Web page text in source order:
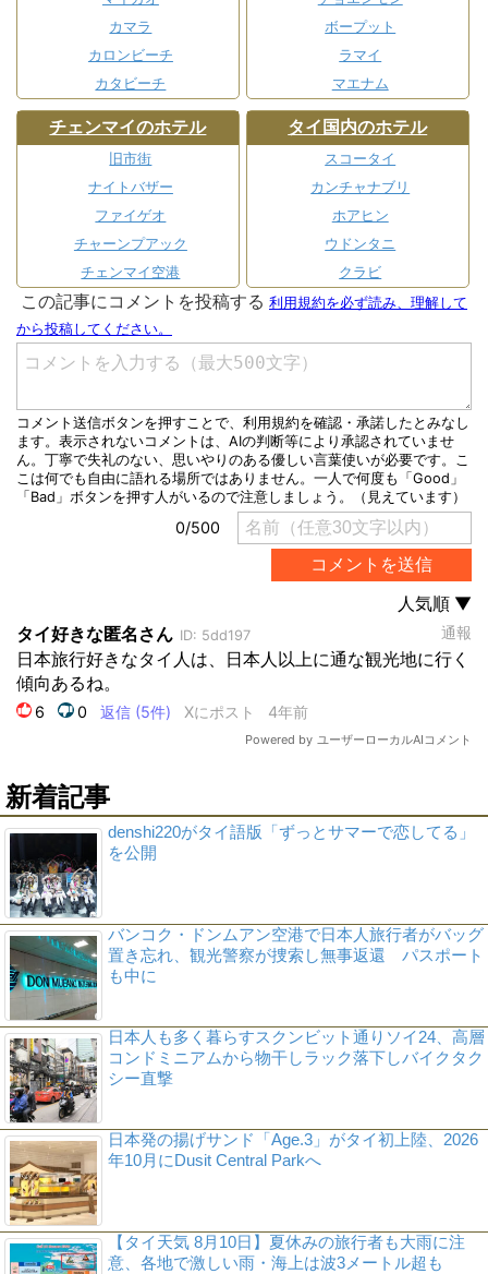
カマラ
カロンビーチ
カタビーチ
ボープット
ラマイ
マエナム
チェンマイのホテル
旧市街
ナイトバザー
ファイゲオ
チャーンプアック
チェンマイ空港
タイ国内のホテル
スコータイ
カンチャナブリ
ホアヒン
ウドンタニ
クラビ
新着記事
denshi220がタイ語版「ずっとサマーで恋してる」
を公開
バンコク・ドンムアン空港で日本人旅行者がバッグ
置き忘れ、観光警察が捜索し無事返還 パスポート
も中に
日本人も多く暮らすスクンビット通りソイ24、高層
コンドミニアムから物干しラック落下しバイクタク
シー直撃
日本発の揚げサンド「Age.3」がタイ初上陸、2026
年10月にDusit Central Parkへ
【タイ天気 8月10日】夏休みの旅行者も大雨に注
意、各地で激しい雨・海上は波3メートル超も